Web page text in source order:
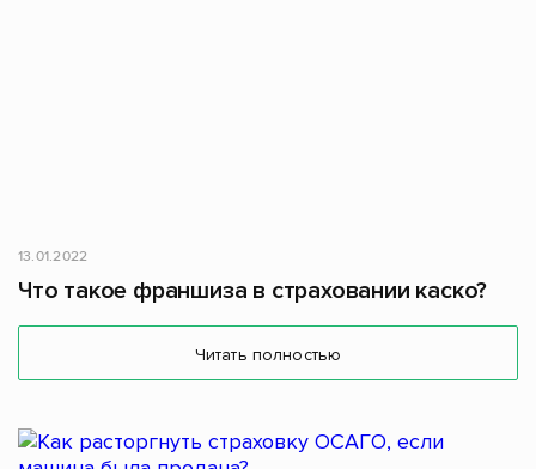
13.01.2022
Что такое франшиза в страховании каско?
Читать полностью